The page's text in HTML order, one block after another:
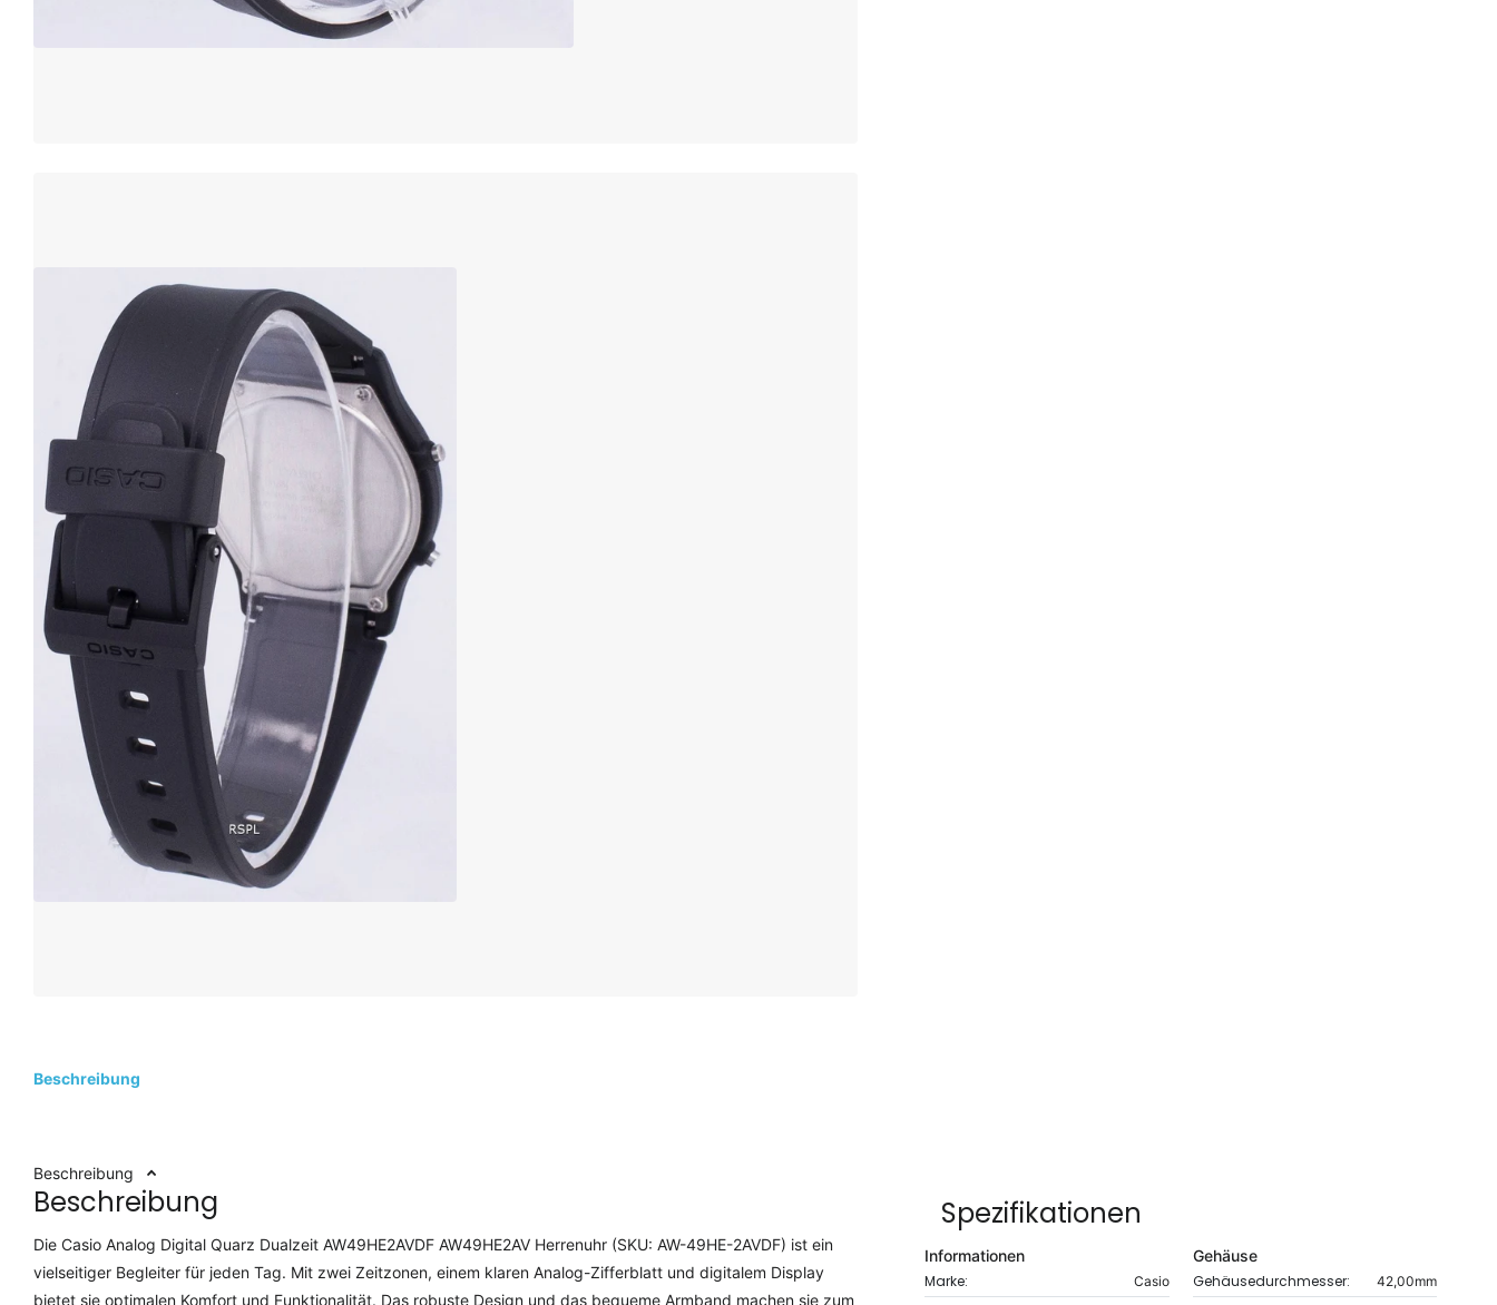
Beschreibung
Beschreibung
Beschreibung
Die Casio Analog Digital Quarz Dualzeit AW49HE2AVDF AW49HE2AV Herrenuhr (SKU: AW-49HE-2AVDF) ist ein
vielseitiger Begleiter für jeden Tag. Mit zwei Zeitzonen, einem klaren Analog-Zifferblatt und digitalem Display
bietet sie optimalen Komfort und Funktionalität. Das robuste Design und das bequeme Armband machen sie zum
Spezifikationen
Informationen
Marke:
Casio
Gehäuse
Gehäusedurchmesser:
42,00mm